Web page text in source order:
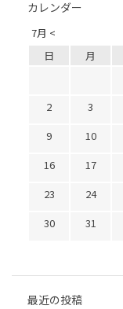
カレンダー
7月 <
日 月
2
3
9
10
16
17
23
24
30
31
最近の投稿